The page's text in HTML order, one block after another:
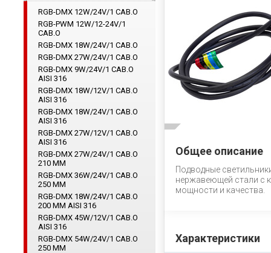
Общее описание
Подводные
нержавеющей стали с
мощности и качества.
Характеристики
RGB-DMX 12W/24V/1 CAB.O
RGB-PWM 12W/12-24V/1
CAB.O
RGB-DMX 18W/24V/1 CAB.O
RGB-DMX 27W/24V/1 CAB.O
RGB-DMX 9W/24V/1 CAB.O
AISI 316
RGB-DMX 18W/12V/1 CAB.O
AISI 316
RGB-DMX 18W/24V/1 CAB.O
AISI 316
RGB-DMX 27W/12V/1 CAB.O
AISI 316
RGB-DMX 27W/24V/1 CAB.O
210 ММ
RGB-DMX 36W/24V/1 CAB.O
250 ММ
RGB-DMX 18W/24V/1 CAB.O
200 ММ AISI 316
RGB-DMX 45W/12V/1 CAB.O
AISI 316
RGB-DMX 54W/24V/1 CAB.O
250 ММ